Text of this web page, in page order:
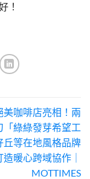
！
美咖啡店亮相！兩
「綠綠發芽希望工
丘等在地風格品牌
造暖心跨域協作｜
MOTTIMES